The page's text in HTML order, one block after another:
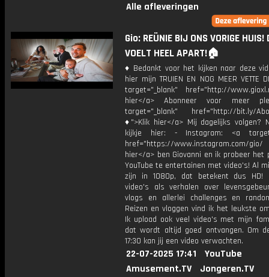
Alle afleveringen
Gio: REÜNIE BIJ ONS VORIGE HUIS!
VOELT HEEL APART!🏠
♦ Bedankt voor het kijken naar deze
hier mijn TRUIEN EN NOG MEER VETTE
target="_blank" href="http://
hier</a> Abonneer voor meer
target="_blank" href="http://bit.ly/
♦">Klik hier</a> Mij dagelijks volgen?
kijkje hier: - Instagram: <a
href="https://www.instagram.com/
hier</a> ben Giovanni en ik probeer het
YouTube te entertainen met video's! Al
zijn in 1080p, dat betekent dus HD!
video's als verhalen over
vlogs en allerlei challenges en
Reizen en vloggen vind ik het leukste
Ik upload ook veel video's met mijn
dat wordt altijd goed ontvangen. Om
17:30 kan jij een video verwachten.
22-07-2025 17:41
YouTube
Amusement.TV
Jongeren.TV